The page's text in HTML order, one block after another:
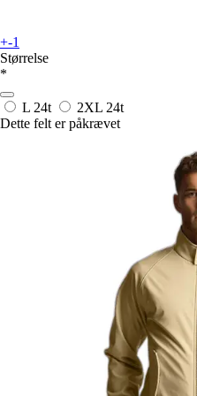
+-1
Størrelse
*
L 24t 2XL 24t
Dette felt er påkrævet